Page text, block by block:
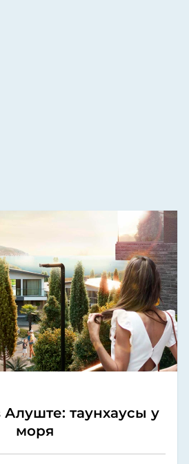
Алуште: таунхаусы у
моря